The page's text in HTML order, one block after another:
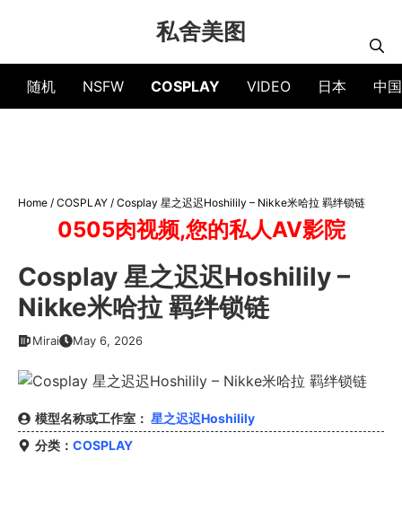
私舍美图
随机 NSFW COSPLAY VIDEO 日本 中国
Home / COSPLAY / Cosplay 星之迟迟Hoshilily – Nikke米哈拉 羁绊锁链
0505肉视频,您的私人AV影院
Cosplay 星之迟迟Hoshilily –
Nikke米哈拉 羁绊锁链
Mirai May 6, 2026
模型名称或工作室： 星之迟迟Hoshilily
分类： COSPLAY